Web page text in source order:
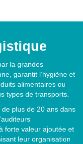
la grandes
garantit l’hygiène et
alimentaires ou
types de transports.
plus de 20 ans dans
forte valeur ajoutée et
leur organisation